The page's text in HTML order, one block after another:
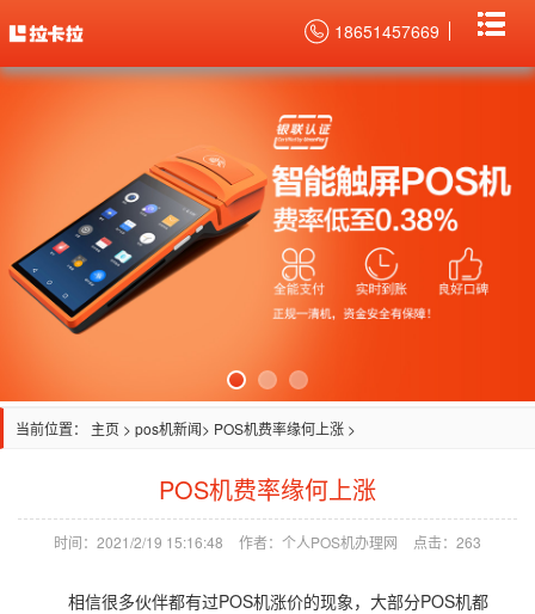
18651457669
当前位置： 主页 > pos机新闻> POS机费率缘何上涨 >
POS机费率缘何上涨
时间：2021/2/19 15:16:48 作者：个人POS机办理网 点击： 263
相信很多伙伴都有过POS机涨价的现象，大部分POS机都